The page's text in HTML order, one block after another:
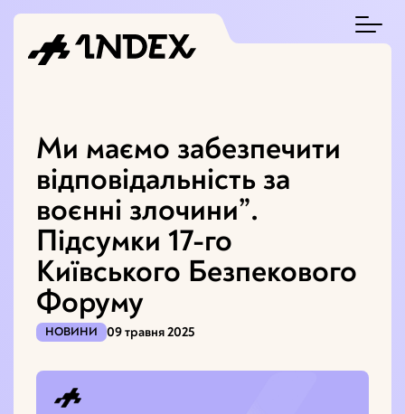
Ми маємо забезпечити
відповідальність за
воєнні злочини”.
Підсумки 17-го
Київського Безпекового
Форуму
НОВИНИ 09 травня 2025